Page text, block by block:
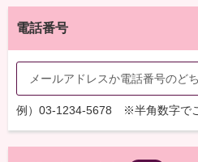
電話番号
例）03-1234-5678 ※半角数字でご